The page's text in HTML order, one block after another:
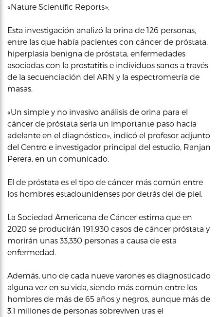
«Nature Scientific Reports».
Esta investigación analizó la orina de 126 personas,
entre las que había pacientes con cáncer de próstata,
hiperplasia benigna de próstata, enfermedades
asociadas con la prostatitis e individuos sanos a través
de la secuenciación del ARN y la espectrometría de
masas.
«Un simple y no invasivo análisis de orina para el
cáncer de próstata sería un importante paso hacia
adelante en el diagnóstico», indicó el profesor adjunto
del Centro e investigador principal del estudio, Ranjan
Perera, en un comunicado.
El de próstata es el tipo de cáncer más común entre
los hombres estadounidenses por detrás del de piel.
La Sociedad Americana de Cáncer estima que en
2020 se producirán 191,930 casos de cáncer próstata y
morirán unas 33,330 personas a causa de esta
enfermedad.
Además, uno de cada nueve varones es diagnosticado
alguna vez en su vida, siendo más común entre los
hombres de más de 65 años y negros, aunque más de
3.1 millones de personas sobreviven tras el